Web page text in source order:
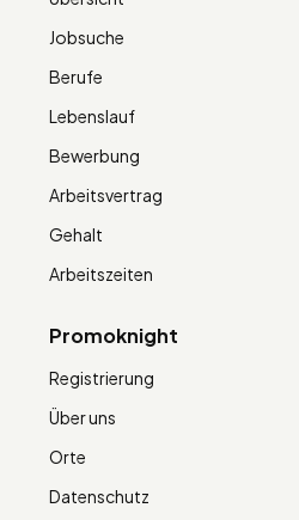
Jobsuche
Berufe
Lebenslauf
Bewerbung
Arbeitsvertrag
Gehalt
Arbeitszeiten
Promoknight
Registrierung
Über uns
Orte
Datenschutz